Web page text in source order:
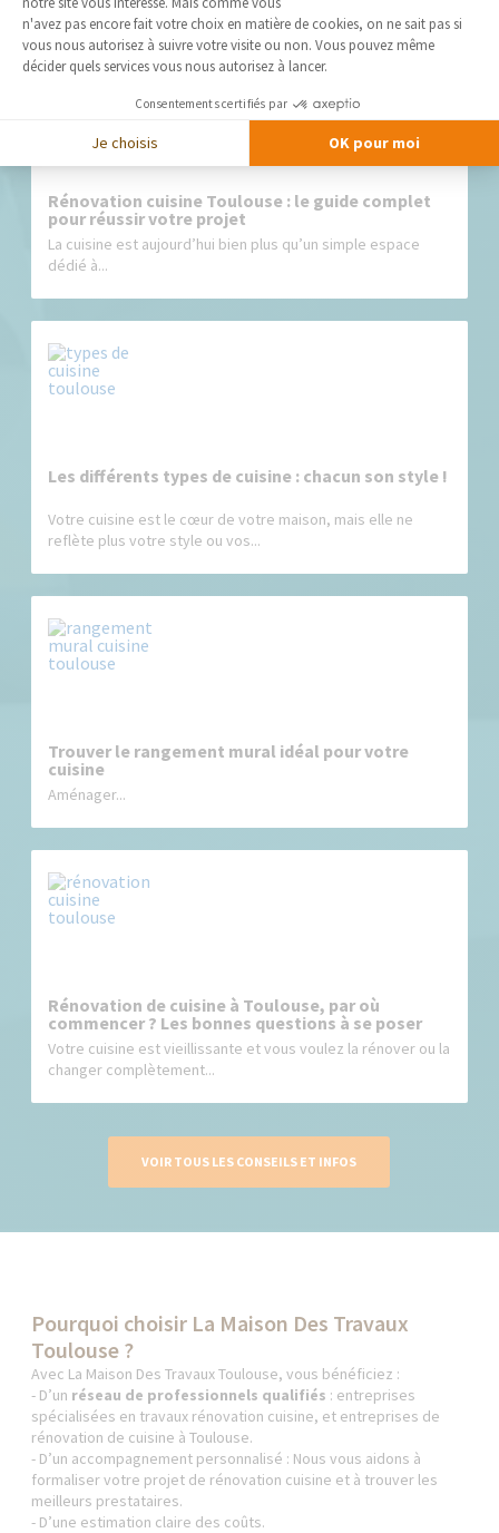
Rénovation cuisine Toulouse : le guide complet
pour réussir votre projet
La cuisine est aujourd’hui bien plus qu’un simple espace
dédié à...
Les différents types de cuisine : chacun son style !
Votre cuisine est le cœur de votre maison, mais elle ne
reflète plus votre style ou vos...
Trouver le rangement mural idéal pour votre
cuisine
Aménager...
Rénovation de cuisine à Toulouse, par où
commencer ? Les bonnes questions à se poser
Votre cuisine est vieillissante et vous voulez la rénover ou la
changer complètement...
VOIR TOUS LES CONSEILS ET INFOS
Pourquoi choisir La Maison Des Travaux
Toulouse ?
Avec La Maison Des Travaux Toulouse, vous bénéficiez :
- D’un réseau de professionnels qualifiés : entreprises
spécialisées en travaux rénovation cuisine, et entreprises de
rénovation de cuisine à Toulouse.
- D’un accompagnement personnalisé : Nous vous aidons à
formaliser votre projet de rénovation cuisine et à trouver les
meilleurs prestataires.
- D’une estimation claire des coûts.
n'avez pas encore fait votre choix en matière de cookies, on ne sait pas si
vous nous autorisez à suivre votre visite ou non. Vous pouvez même
décider quels services vous nous autorisez à lancer.
Consentements certifiés par
Je choisis OK pour moi
Axeptio consent